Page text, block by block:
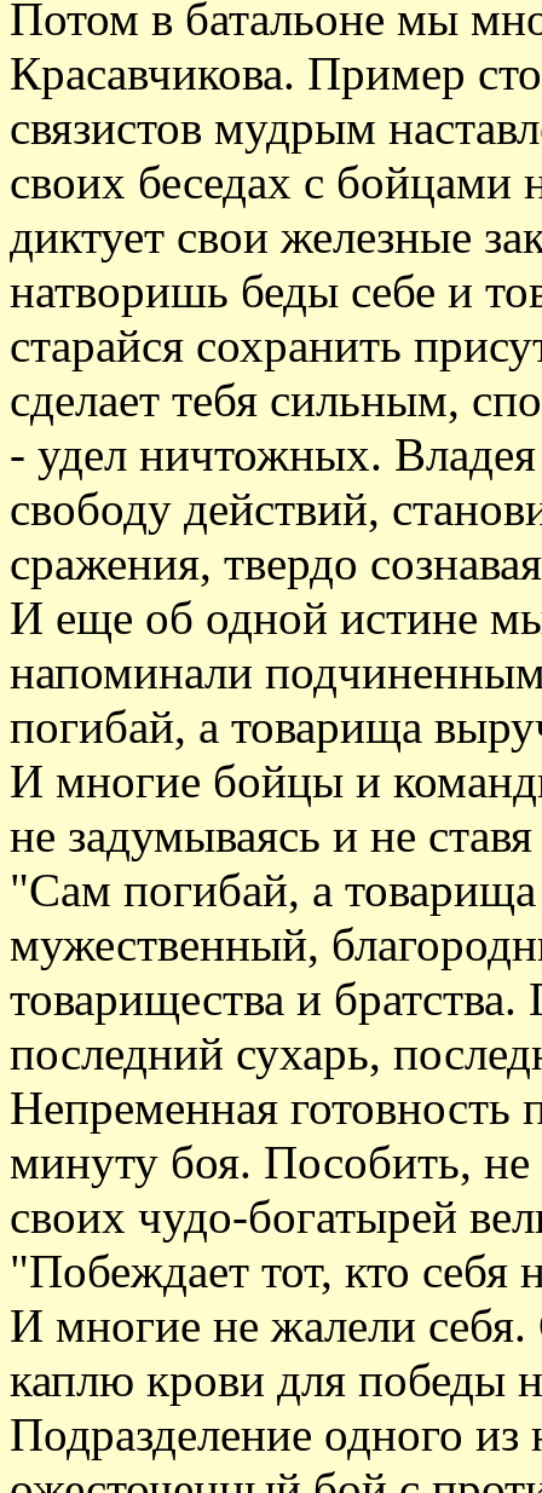
Потом в батальоне мы
Красавчикова. Пример
связистов мудрым
своих беседах с бойцами
диктует свои железные
натворишь беды себе и
старайся сохранить
сделает тебя сильным,
- удел ничтожных.
свободу действий,
сражения, твердо
И еще об одной истине
напоминали
погибай, а товарища
И многие бойцы и
не задумываясь и не ставя
"Сам погибай, а
мужественный,
товарищества и братства.
последний сухарь,
Непременная готовность
минуту боя. Пособить,
своих чудо-богатырей
"Побеждает тот, кто себя
И многие не жалели
каплю крови для победы
Подразделение одного